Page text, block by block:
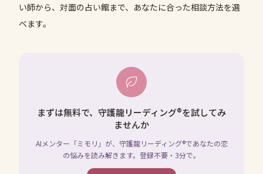
い師から、対面の占い館まで、あなたに合った相談方法を選
べます。
まずは無料で、守護龍リーディング®を試してみ
ませんか
AIメンター「ミモリ」が、守護龍リーディング®であなたの恋
の悩みを読み解きます。登録不要・3分で。